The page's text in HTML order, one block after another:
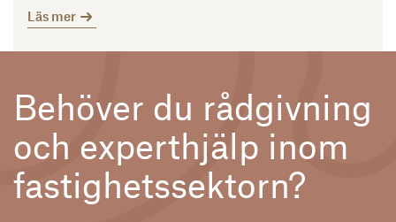
Läs mer
Behöver du rådgivning
och experthjälp inom
fastighetssektorn?